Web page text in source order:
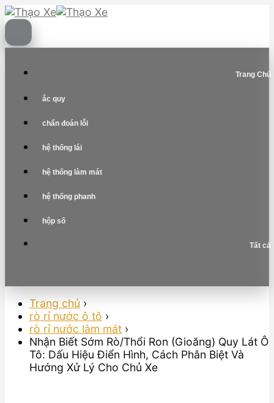
Skip
to
content
Trang Chủ
ắc quy
chẩn đoán lỗi
hệ thống lái
hệ thống làm mát
hệ thống phanh
hộp số
Tất cả
Trang chủ ›
rò rỉ nước ô tô ›
rò rỉ nước làm mát ›
Nhận Biết Sớm Rò/Thổi Ron (Gioăng) Quy Lát Ô
Tô: Dấu Hiệu Điển Hình, Cách Phân Biệt Và
Hướng Xử Lý Cho Chủ Xe